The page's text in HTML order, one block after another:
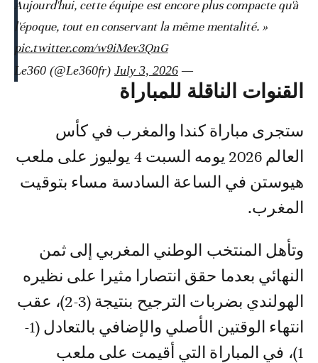
Aujourd'hui, cette équipe est encore plus compacte qu'à
l'époque, tout en conservant la même mentalité. »
pic.twitter.com/w9iMev3QnG
— Le360 (@Le360fr)
July 3, 2026
القنوات الناقلة للمباراة
ستجرى مباراة كندا والمغرب في كأس
العالم 2026 يومه السبت 4 يوليوز على ملعب
هيوستن في الساعة السادسة مساء بتوقيت
المغرب.
وتأهل المنتخب الوطني المغربي إلى ثمن
النهائي بعدما حقق انتصارا مثيرا على نظيره
الهولندي بضربات الترجيح بنتيجة (3-2)، عقب
انتهاء الوقتين الأصلي والإضافي بالتعادل (1-
1)، في المباراة التي أقيمت على ملعب